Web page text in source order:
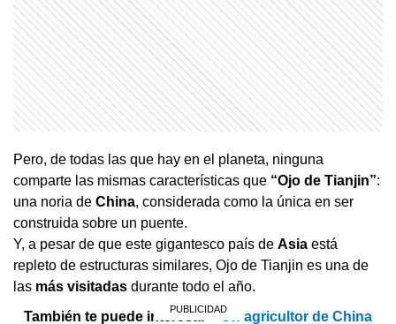
Pero, de todas las que hay en el planeta, ninguna
comparte las mismas características que “Ojo de Tianjin”:
una noria de China, considerada como la única en ser
construida sobre un puente.
Y, a pesar de que este gigantesco país de Asia está
repleto de estructuras similares, Ojo de Tianjin es una de
las más visitadas durante todo el año.
También te puede interesar >Un agricultor de China